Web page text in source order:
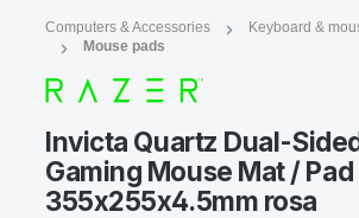
Computers & Accessories
Keyboard &
Mouse pads
Invicta Quartz Dual-
Gaming Mouse Mat / Pad
355x255x4.5mm rosa